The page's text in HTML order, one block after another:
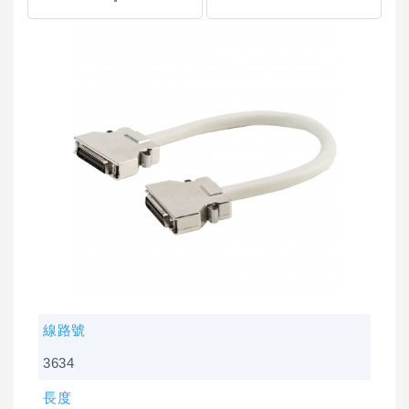
線路號
3634
長度